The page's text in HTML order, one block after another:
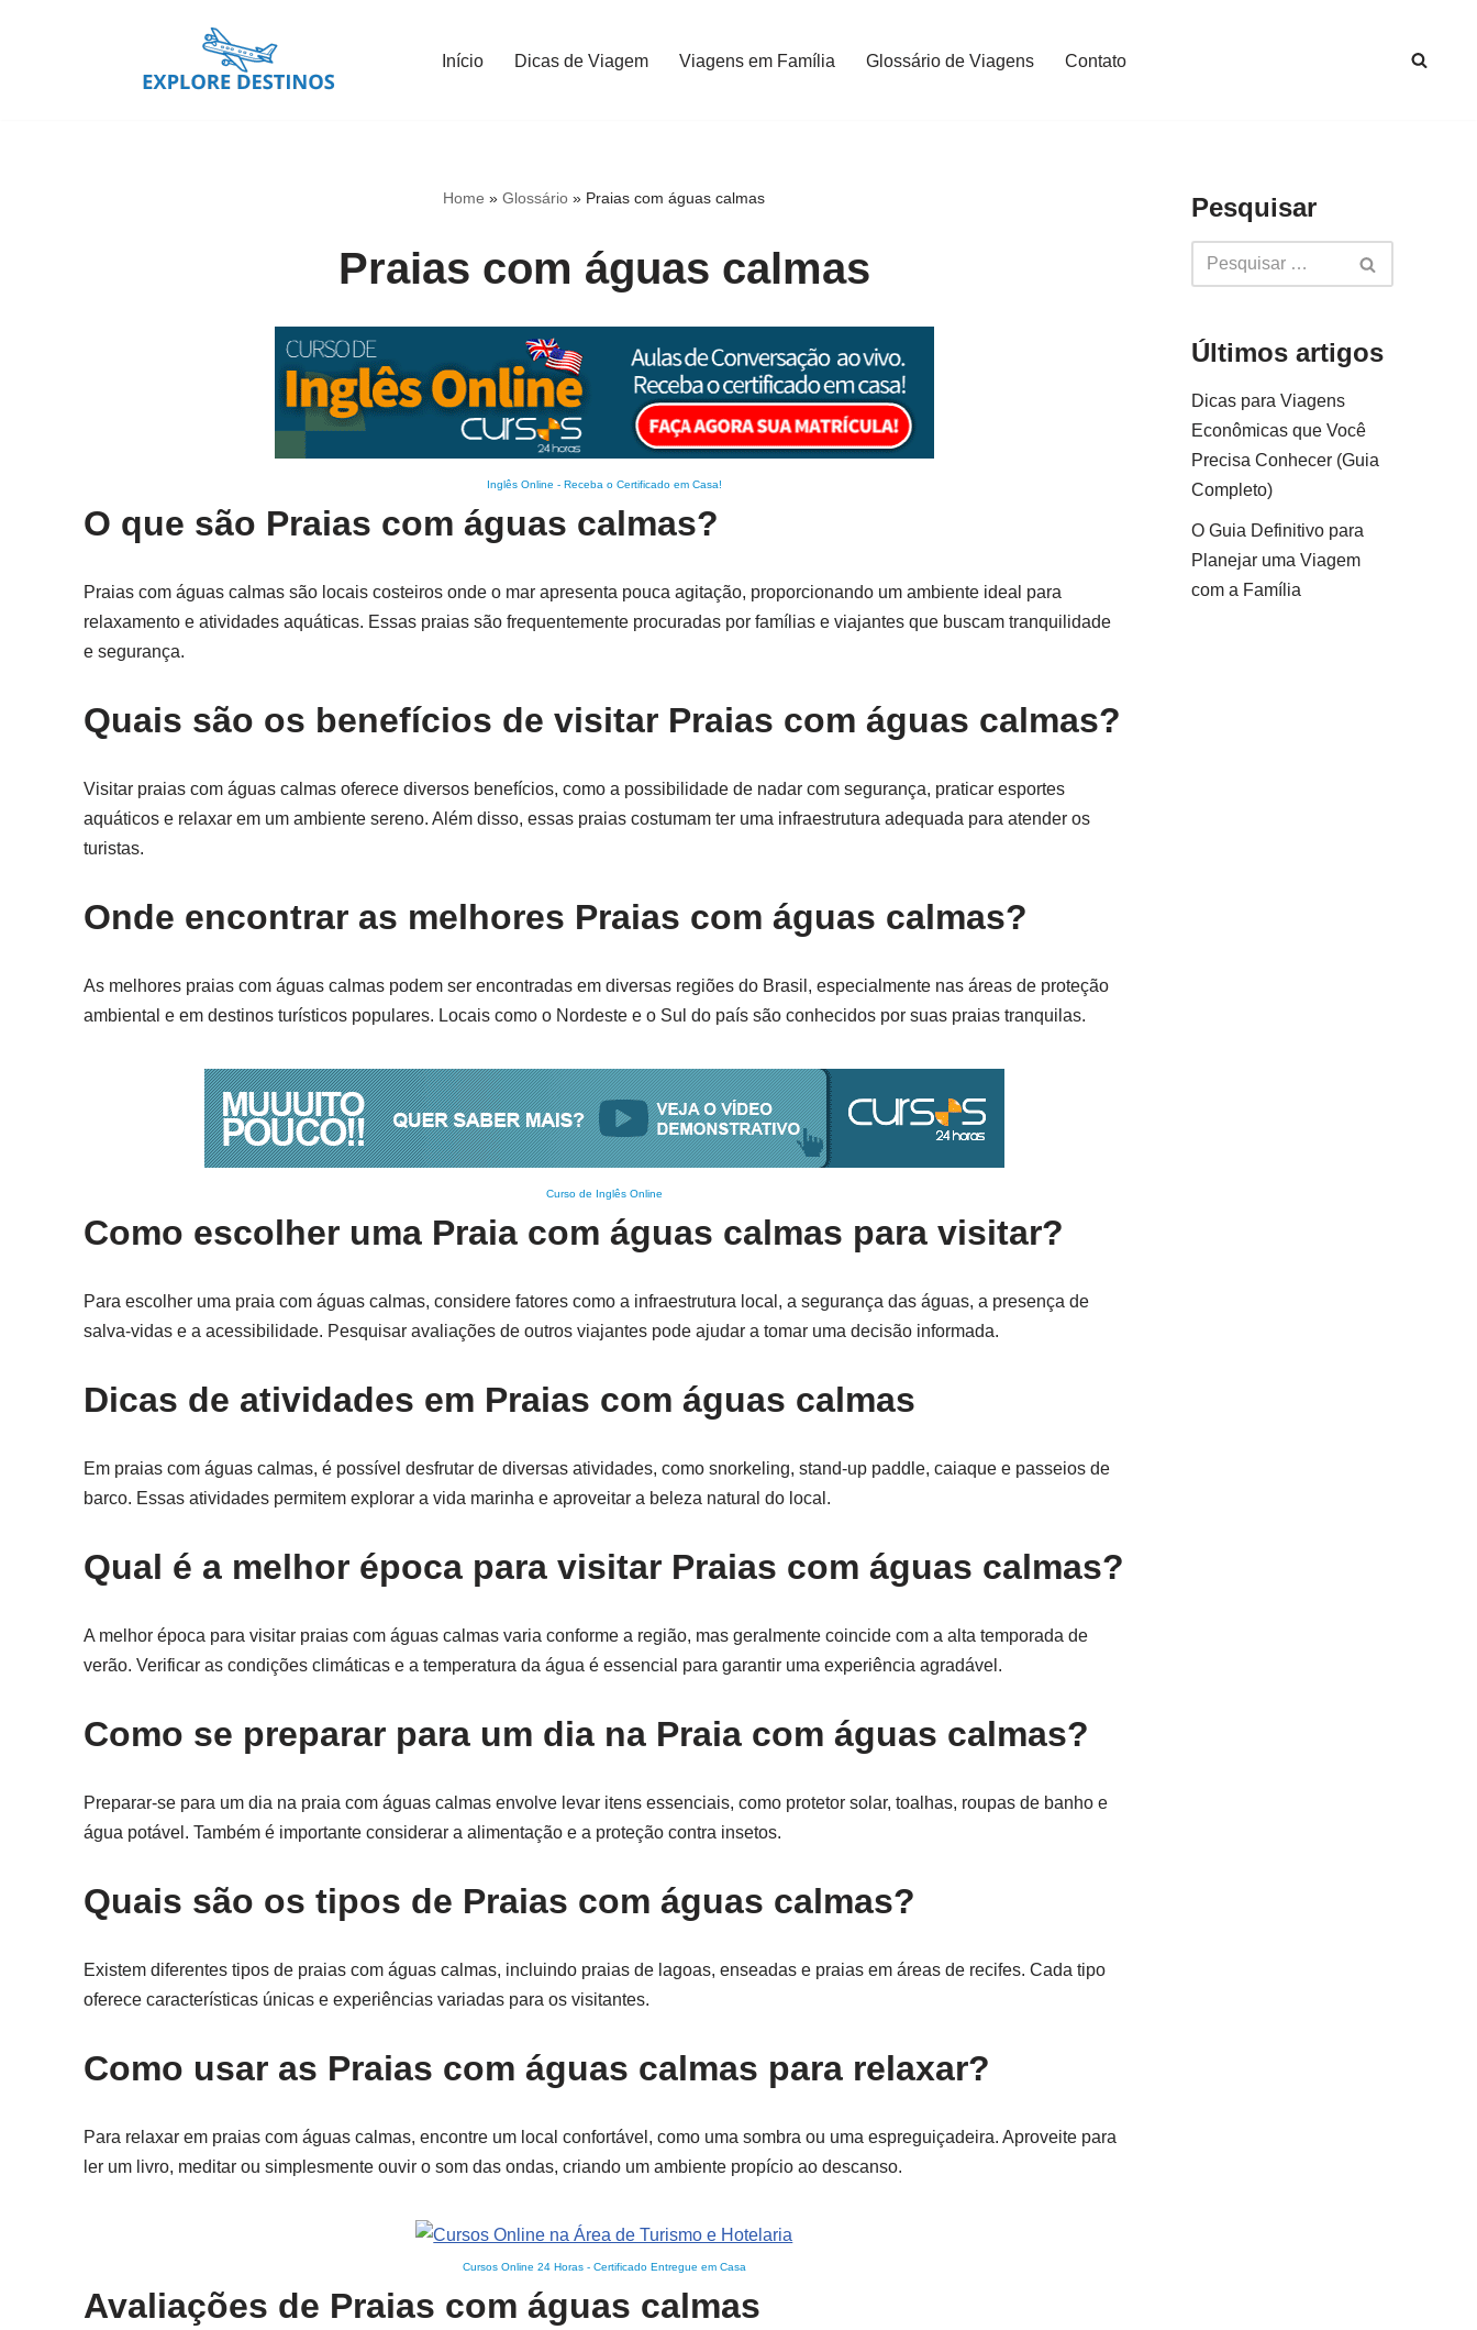
Início Dicas de Viagem Viagens em Família Glossário de Viagens Contato
Home »Glossário » Praias com águas calmas
Praias com águas calmas
Inglês Online - Receba o Certificado em Casa!
O que são Praias com águas calmas?
Praias com águas calmas são locais costeiros onde o mar apresenta pouca agitação, proporcionando um ambiente ideal para
relaxamento e atividades aquáticas. Essas praias são frequentemente procuradas por famílias e viajantes que buscam tranquilidade
e segurança.
Quais são os benefícios de visitar Praias com águas calmas?
Visitar praias com águas calmas oferece diversos benefícios, como a possibilidade de nadar com segurança, praticar esportes
aquáticos e relaxar em um ambiente sereno. Além disso, essas praias costumam ter uma infraestrutura adequada para atender os
turistas.
Onde encontrar as melhores Praias com águas calmas?
As melhores praias com águas calmas podem ser encontradas em diversas regiões do Brasil, especialmente nas áreas de proteção
ambiental e em destinos turísticos populares. Locais como o Nordeste e o Sul do país são conhecidos por suas praias tranquilas.
Curso de Inglês Online
Como escolher uma Praia com águas calmas para visitar?
Para escolher uma praia com águas calmas, considere fatores como a infraestrutura local, a segurança das águas, a presença de
salva-vidas e a acessibilidade. Pesquisar avaliações de outros viajantes pode ajudar a tomar uma decisão informada.
Dicas de atividades em Praias com águas calmas
Em praias com águas calmas, é possível desfrutar de diversas atividades, como snorkeling, stand-up paddle, caiaque e passeios de
barco. Essas atividades permitem explorar a vida marinha e aproveitar a beleza natural do local.
Qual é a melhor época para visitar Praias com águas calmas?
A melhor época para visitar praias com águas calmas varia conforme a região, mas geralmente coincide com a alta temporada de
verão. Verificar as condições climáticas e a temperatura da água é essencial para garantir uma experiência agradável.
Como se preparar para um dia na Praia com águas calmas?
Preparar-se para um dia na praia com águas calmas envolve levar itens essenciais, como protetor solar, toalhas, roupas de banho e
água potável. Também é importante considerar a alimentação e a proteção contra insetos.
Quais são os tipos de Praias com águas calmas?
Existem diferentes tipos de praias com águas calmas, incluindo praias de lagoas, enseadas e praias em áreas de recifes. Cada tipo
oferece características únicas e experiências variadas para os visitantes.
Como usar as Praias com águas calmas para relaxar?
Para relaxar em praias com águas calmas, encontre um local confortável, como uma sombra ou uma espreguiçadeira. Aproveite para
ler um livro, meditar ou simplesmente ouvir o som das ondas, criando um ambiente propício ao descanso.
Cursos Online 24 Horas- Certificado Entregue em Casa
Avaliações de Praias com águas calmas
Pesquisar
Últimos artigos
Dicas para Viagens
Econômicas que Você
Precisa Conhecer (Guia
Completo)
O Guia Definitivo para
Planejar uma Viagem
com a Família